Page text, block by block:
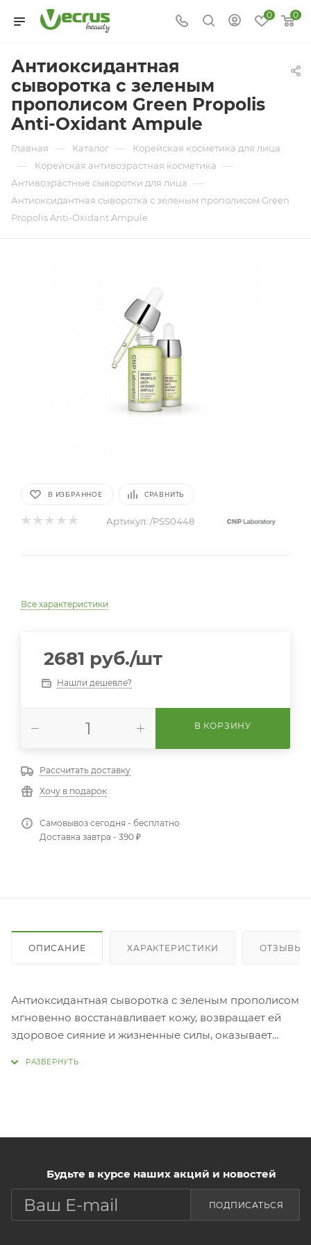
0 0
Антиоксидантная
сыворотка с зеленым
прополисом Green Propolis
Anti-Oxidant Ampule
Главная — Каталог — Корейская косметика для лица
— Корейская антивозрастная косметика —
Антивозрастные сыворотки для лица —
Антиоксидантная сыворотка с зеленым прополисом Green
Propolis Anti-Oxidant Ampule
В ИЗБРАННОЕ СРАВНИТЬ
Артикул: /PSS0448
Все характеристики
2681 руб./шт
Нашли дешевле?
В КОРЗИНУ
Рассчитать доставку
Хочу в подарок
Самовывоз сегодня - бесплатно
Доставка завтра - 390 ₽
ОПИСАНИЕ ХАРАКТЕРИСТИКИ ОТЗЫВЫ
Антиоксидантная сыворотка с зеленым прополисом
мгновенно восстанавливает кожу, возвращает ей
здоровое сияние и жизненные силы, оказывает
тканей, борется с признаками старения кожи.
поддерживает оптимальный гидробаланс кожи,
разглаживает. Аденозин и ниацинамид повышают
эластичность, осветляют пигментацию и прекрасно
Будьте в курсе наших акций и новостей
ПОДПИСАТЬСЯ